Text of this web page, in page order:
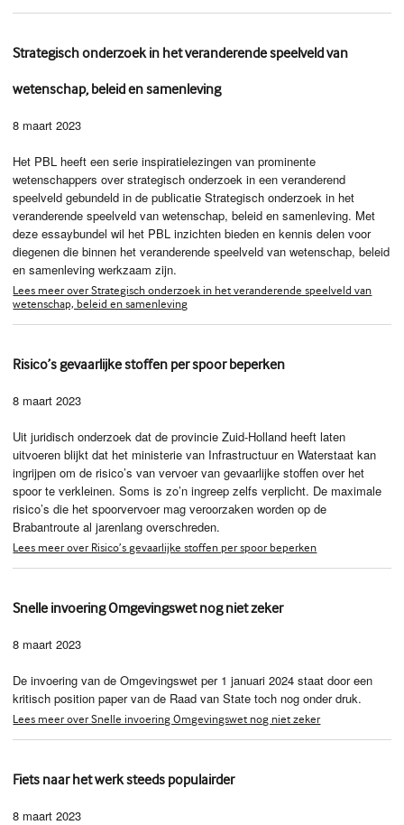
Strategisch onderzoek in het veranderende speelveld van
wetenschap, beleid en samenleving
8 maart 2023
Het PBL heeft een serie inspiratielezingen van prominente
wetenschappers over strategisch onderzoek in een veranderend
speelveld gebundeld in de publicatie Strategisch onderzoek in het
veranderende speelveld van wetenschap, beleid en samenleving. Met
deze essaybundel wil het PBL inzichten bieden en kennis delen voor
diegenen die binnen het veranderende speelveld van wetenschap, beleid
en samenleving werkzaam zijn.
Lees meer over Strategisch onderzoek in het veranderende speelveld van
wetenschap, beleid en samenleving
Risico’s gevaarlijke stoffen per spoor beperken
8 maart 2023
Uit juridisch onderzoek dat de provincie Zuid-Holland heeft laten
uitvoeren blijkt dat het ministerie van Infrastructuur en Waterstaat kan
ingrijpen om de risico’s van vervoer van gevaarlijke stoffen over het
spoor te verkleinen. Soms is zo’n ingreep zelfs verplicht. De maximale
risico’s die het spoorvervoer mag veroorzaken worden op de
Brabantroute al jarenlang overschreden.
Lees meer over Risico’s gevaarlijke stoffen per spoor beperken
Snelle invoering Omgevingswet nog niet zeker
8 maart 2023
De invoering van de Omgevingswet per 1 januari 2024 staat door een
kritisch position paper van de Raad van State toch nog onder druk.
Lees meer over Snelle invoering Omgevingswet nog niet zeker
Fiets naar het werk steeds populairder
8 maart 2023